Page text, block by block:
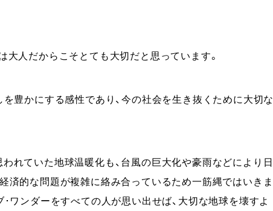
大人だからこそとても⼤切だと思っています。
豊かにする感性であり、今の社会を生き抜くために⼤切な
れていた地球温暖化も、台風の巨大化や豪雨などにより日
済的な問題が複雑に絡み合っているため一筋縄ではいきま
ワンダーをすべての人が思い出せば、大切な地球を壊すよ